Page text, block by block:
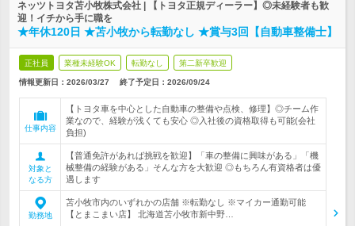
ネッツトヨタ苫小牧株式会社 | 【トヨタ正規ディーラー】◎未経験者も歓
迎！イチから手に職を
★年休120日 ★苫小牧から転勤なし ★賞与3回【自動車整備士】
正社員 業種未経験OK 転勤なし 第二新卒歓迎
情報更新日：2026/03/27 終了予定日： 2026/09/24
仕事内容
【トヨタ車を中心とした自動車の整備や点検、修理】◎チーム作
業なので、経験が浅くても安心 ◎入社後の資格取得も可能(会社
負担)
対象と
なる方
【普通免許があれば挑戦を歓迎】「車の整備に興味がある」「機
械整備の経験がある」そんな方を大歓迎 ◎もちろん有資格者は優
遇します
勤務地
苫小牧市内のいずれかの店舗 ※転勤なし ※マイカー通勤可能
【とまこまい店】 北海道苫小牧市新中野…